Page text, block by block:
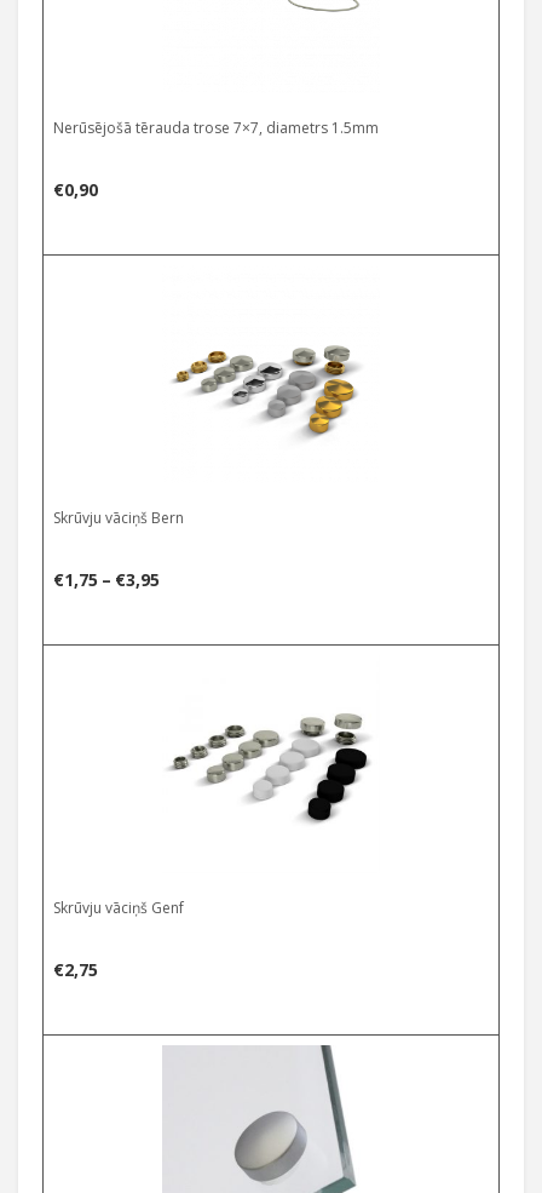
Nerūsējošā tērauda trose 7×7, diametrs 1.5mm
€0,90
Skrūvju vāciņš Bern
€1,75 – €3,95
€1,75
Skrūvju vāciņš Genf
€2,75
Select options